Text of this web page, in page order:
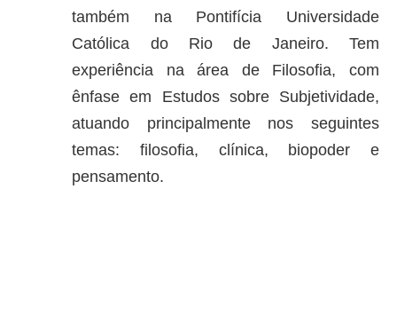
também na Pontifícia Universidade
Católica do Rio de Janeiro. Tem
experiência na área de Filosofia, com
ênfase em Estudos sobre Subjetividade,
atuando principalmente nos seguintes
temas: filosofia, clínica, biopoder e
pensamento.